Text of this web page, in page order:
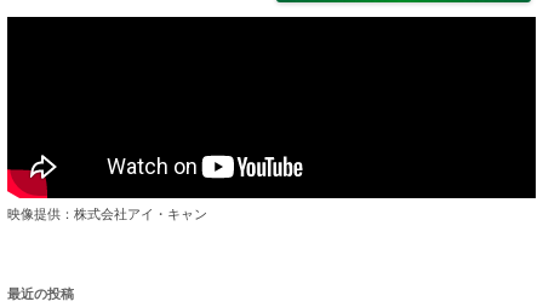
映像提供：株式会社アイ・キャン
最近の投稿